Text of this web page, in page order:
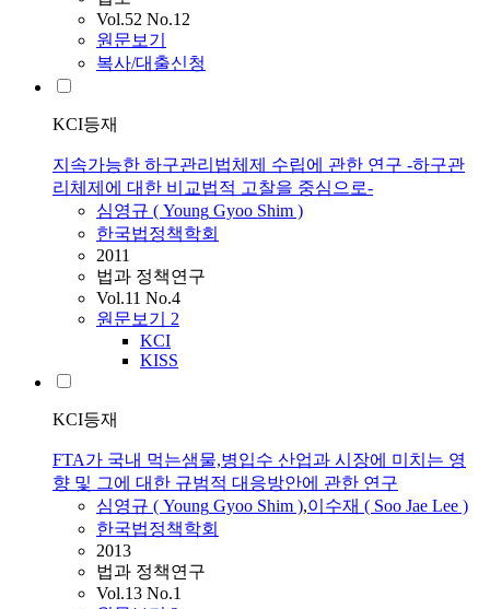
Vol.52 No.12
원문보기
복사/대출신청
KCI등재
지속가능한 하구관리법체제 수립에 관한 연구 -하구관
리체제에 대한 비교법적 고찰을 중심으로-
심영규 ( Young Gyoo Shim )
한국법정책학회
2011
법과 정책연구
Vol.11 No.4
원문보기 2
KCI
KISS
KCI등재
FTA가 국내 먹는샘물,병입수 산업과 시장에 미치는 영
향 및 그에 대한 규범적 대응방안에 관한 연구
심영규 ( Young Gyoo Shim ),이수재 ( Soo Jae Lee )
한국법정책학회
2013
법과 정책연구
Vol.13 No.1